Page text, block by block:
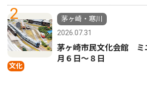
2
文化
茅ヶ崎・寒川
2026.07.31
茅ヶ崎市民文化会館
月６日〜８日